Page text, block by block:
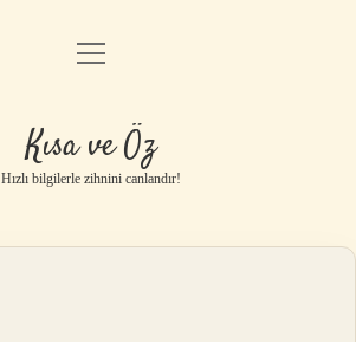
Anasayfa
Gizlilik Politikası
Yasal Uyarı
menüyü
Kısa ve Öz
Hızlı bilgilerle zihnini canlandır!